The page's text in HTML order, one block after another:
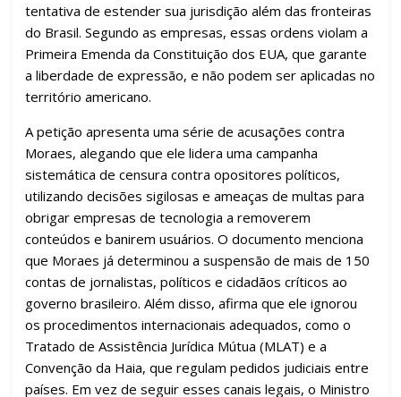
tentativa de estender sua jurisdição além das fronteiras
do Brasil. Segundo as empresas, essas ordens violam a
Primeira Emenda da Constituição dos EUA, que garante
a liberdade de expressão, e não podem ser aplicadas no
território americano.
A petição apresenta uma série de acusações contra
Moraes, alegando que ele lidera uma campanha
sistemática de censura contra opositores políticos,
utilizando decisões sigilosas e ameaças de multas para
obrigar empresas de tecnologia a removerem
conteúdos e banirem usuários. O documento menciona
que Moraes já determinou a suspensão de mais de 150
contas de jornalistas, políticos e cidadãos críticos ao
governo brasileiro. Além disso, afirma que ele ignorou
os procedimentos internacionais adequados, como o
Tratado de Assistência Jurídica Mútua (MLAT) e a
Convenção da Haia, que regulam pedidos judiciais entre
países. Em vez de seguir esses canais legais, o Ministro